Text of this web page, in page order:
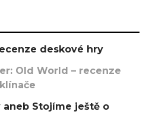
deskové hry
Old World – recenze
aneb Stojíme ještě o